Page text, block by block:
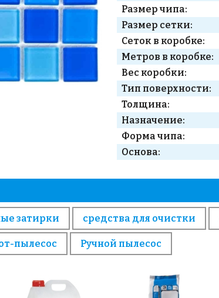
Размер чипа:
Размер сетки:
Сеток в коробке:
Метров в коробке:
Вес коробки:
Тип поверхности:
Толщина:
Назначение:
Форма чипа:
Основа:
затирки средства для очистки
пылесос Ручной пылесос